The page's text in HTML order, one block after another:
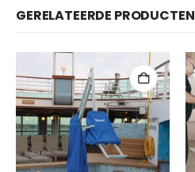
GERELATEERDE PRODUCTEN